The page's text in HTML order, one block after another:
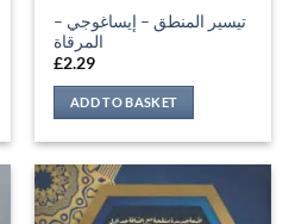
تيسير المنطق – إيساغوجي –
المرقاة
£2.29
ADD TO BASKET